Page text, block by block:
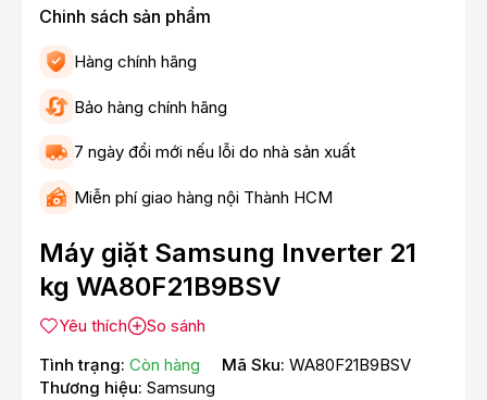
Chinh sách sản phẩm
Hàng chính hãng
Bảo hàng chính hãng
7 ngày đổi mới nếu lỗi do nhà sản xuất
Miễn phí giao hàng nội Thành HCM
Máy giặt Samsung Inverter 21
kg WA80F21B9BSV
Yêu thích
So sánh
Tình trạng: Còn hàng Mã Sku: WA80F21B9BSV
Thương hiệu: Samsung